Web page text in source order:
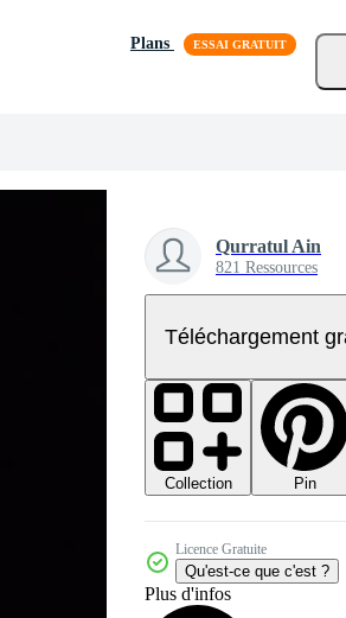
Plans
Qurratul Ain
821 Ressources
Téléchargement
Collection Pin
Licence Gratuite
Qu'est-ce que c'est ?
Plus d'infos